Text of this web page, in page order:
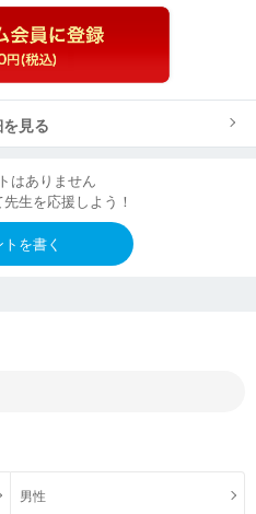
見る
はありません
生を応援しよう！
を書く
男性